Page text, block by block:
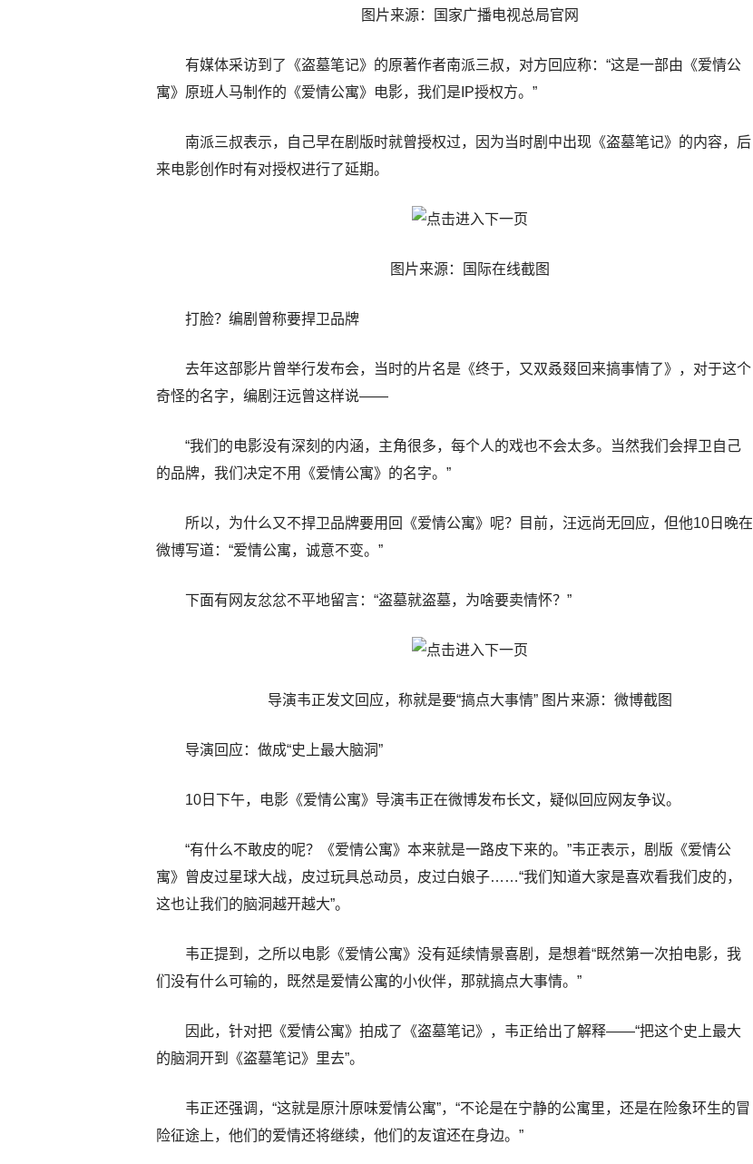
图片来源：国家广播电视总局官网
有媒体采访到了《盗墓笔记》的原著作者南派三叔，对方回应称：“这是一部由《爱情公
寓》原班人马制作的《爱情公寓》电影，我们是IP授权方。”
南派三叔表示，自己早在剧版时就曾授权过，因为当时剧中出现《盗墓笔记》的内容，后
来电影创作时有对授权进行了延期。
图片来源：国际在线截图
打脸？编剧曾称要捍卫品牌
去年这部影片曾举行发布会，当时的片名是《终于，又双叒叕回来搞事情了》，对于这个
奇怪的名字，编剧汪远曾这样说——
“我们的电影没有深刻的内涵，主角很多，每个人的戏也不会太多。当然我们会捍卫自己
的品牌，我们决定不用《爱情公寓》的名字。”
所以，为什么又不捍卫品牌要用回《爱情公寓》呢？目前，汪远尚无回应，但他10日晚在
微博写道：“爱情公寓，诚意不变。”
下面有网友忿忿不平地留言：“盗墓就盗墓，为啥要卖情怀？”
导演韦正发文回应，称就是要“搞点大事情” 图片来源：微博截图
导演回应：做成“史上最大脑洞”
10日下午，电影《爱情公寓》导演韦正在微博发布长文，疑似回应网友争议。
“有什么不敢皮的呢？《爱情公寓》本来就是一路皮下来的。”韦正表示，剧版《爱情公
寓》曾皮过星球大战，皮过玩具总动员，皮过白娘子……“我们知道大家是喜欢看我们皮的，
这也让我们的脑洞越开越大”。
韦正提到，之所以电影《爱情公寓》没有延续情景喜剧，是想着“既然第一次拍电影，我
们没有什么可输的，既然是爱情公寓的小伙伴，那就搞点大事情。”
因此，针对把《爱情公寓》拍成了《盗墓笔记》，韦正给出了解释——“把这个史上最大
的脑洞开到《盗墓笔记》里去”。
韦正还强调，“这就是原汁原味爱情公寓”，“不论是在宁静的公寓里，还是在险象环生的冒
险征途上，他们的爱情还将继续，他们的友谊还在身边。”